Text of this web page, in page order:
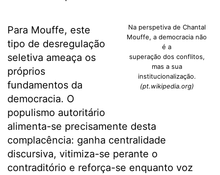
Na perspetiva de Chantal
Mouffe, a democracia não
é a
superação dos conflitos,
mas a sua
institucionalização.
(pt.wikipedia.org)
Para Mouffe, este
tipo de desregulação
seletiva ameaça os
próprios
fundamentos da
democracia. O
populismo autoritário
alimenta-se precisamente desta
complacência: ganha centralidade
discursiva, vitimiza-se perante o
contraditório e reforça-se enquanto voz